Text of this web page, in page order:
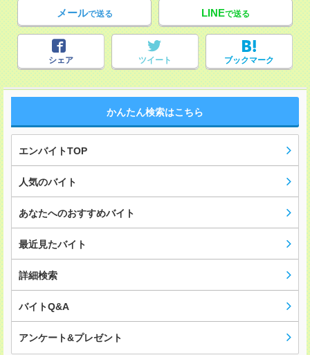
メールで送る LINEで送る
シェア ツイート ブックマーク
かんたん検索はこちら
エンバイトTOP
人気のバイト
あなたへのおすすめバイト
最近見たバイト
詳細検索
バイトQ&A
アンケート&プレゼント